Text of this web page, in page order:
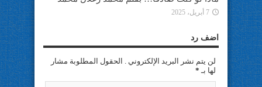
7 أبريل، 2025
اضف رد
لن يتم نشر البريد الإلكتروني . الحقول المطلوبة مشار
لها بـ *